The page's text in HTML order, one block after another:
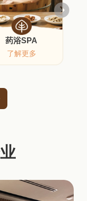
药浴SPA
了解更多